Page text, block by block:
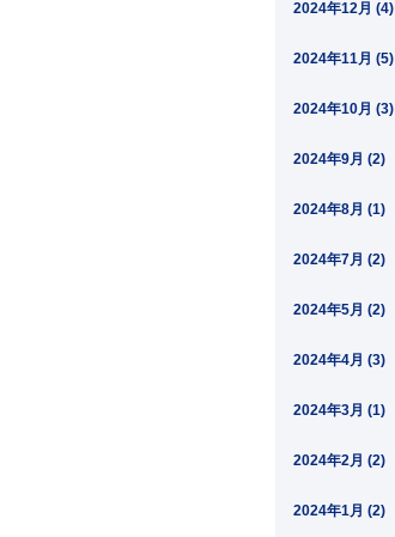
2024年12月 (4)
2024年11月 (5)
2024年10月 (3)
2024年9月 (2)
2024年8月 (1)
2024年7月 (2)
2024年5月 (2)
2024年4月 (3)
2024年3月 (1)
2024年2月 (2)
2024年1月 (2)